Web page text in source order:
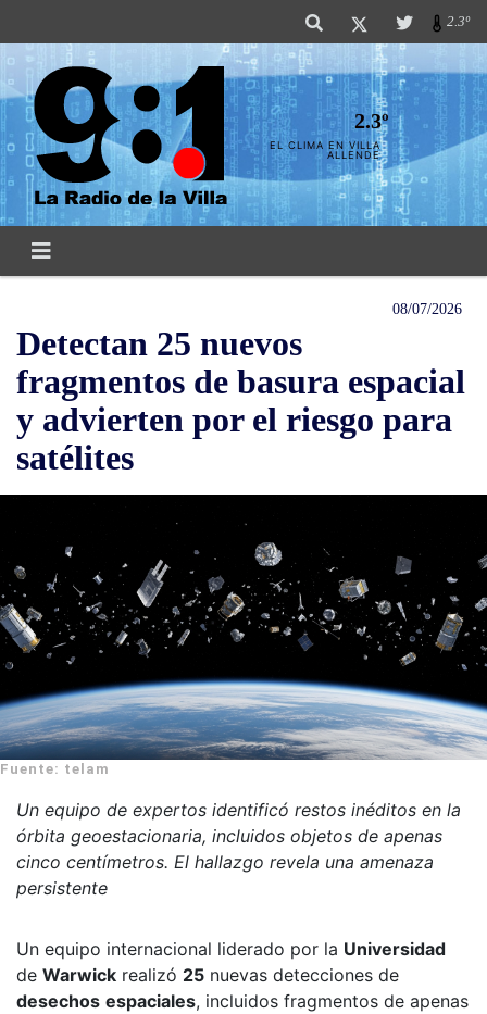
2.3º
2.3º
EL CLIMA EN VILLA
ALLENDE
08/07/2026
Detectan 25 nuevos
fragmentos de basura espacial
y advierten por el riesgo para
satélites
Fuente: telam
Un equipo de expertos identificó restos inéditos en la
órbita geoestacionaria, incluidos objetos de apenas
cinco centímetros. El hallazgo revela una amenaza
persistente
Un equipo internacional liderado por la Universidad
de Warwick realizó 25 nuevas detecciones de
desechos espaciales, incluidos fragmentos de apenas